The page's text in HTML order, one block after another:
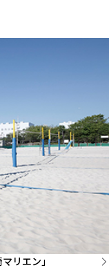
リエン」